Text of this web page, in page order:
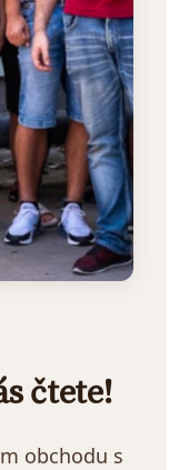
čtete!
obchodu s